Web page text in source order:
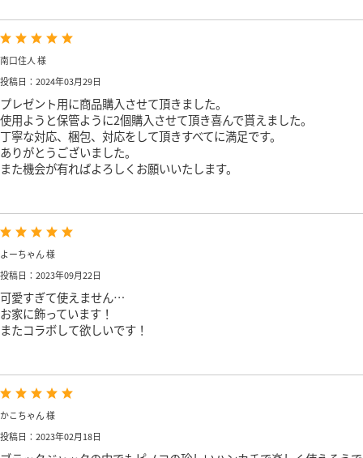
南口住人 様
投稿日：2024年03月29日
プレゼント用に商品購入させて頂きました。
使用ようと保管ように2個購入させて頂き喜んで貰えました。
丁寧な対応、梱包、対応をして頂きすべてに満足です。
ありがとうございました。
また機会が有ればよろしくお願いいたします。
よーちゃん 様
投稿日：2023年09月22日
可愛すぎて使えません…
お家に飾っています！
またコラボして欲しいです！
かこちゃん 様
投稿日：2023年02月18日